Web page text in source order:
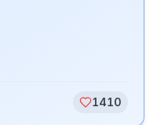
1410